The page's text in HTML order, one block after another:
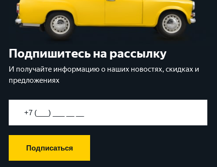
Подпишитесь на рассылку
И получайте информацию о наших новостях, скидках и
предложениях
Подписаться